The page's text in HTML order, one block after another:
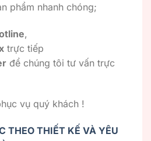
phẩm nhanh chóng;
,
trực tiếp
để chúng tôi tư vấn trực
vụ quý khách !
THEO THIẾT KẾ VÀ YÊU